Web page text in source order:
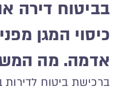
בביטוח דירה
כיסוי המגן
אדמה. מה
ברכישת ביטוח